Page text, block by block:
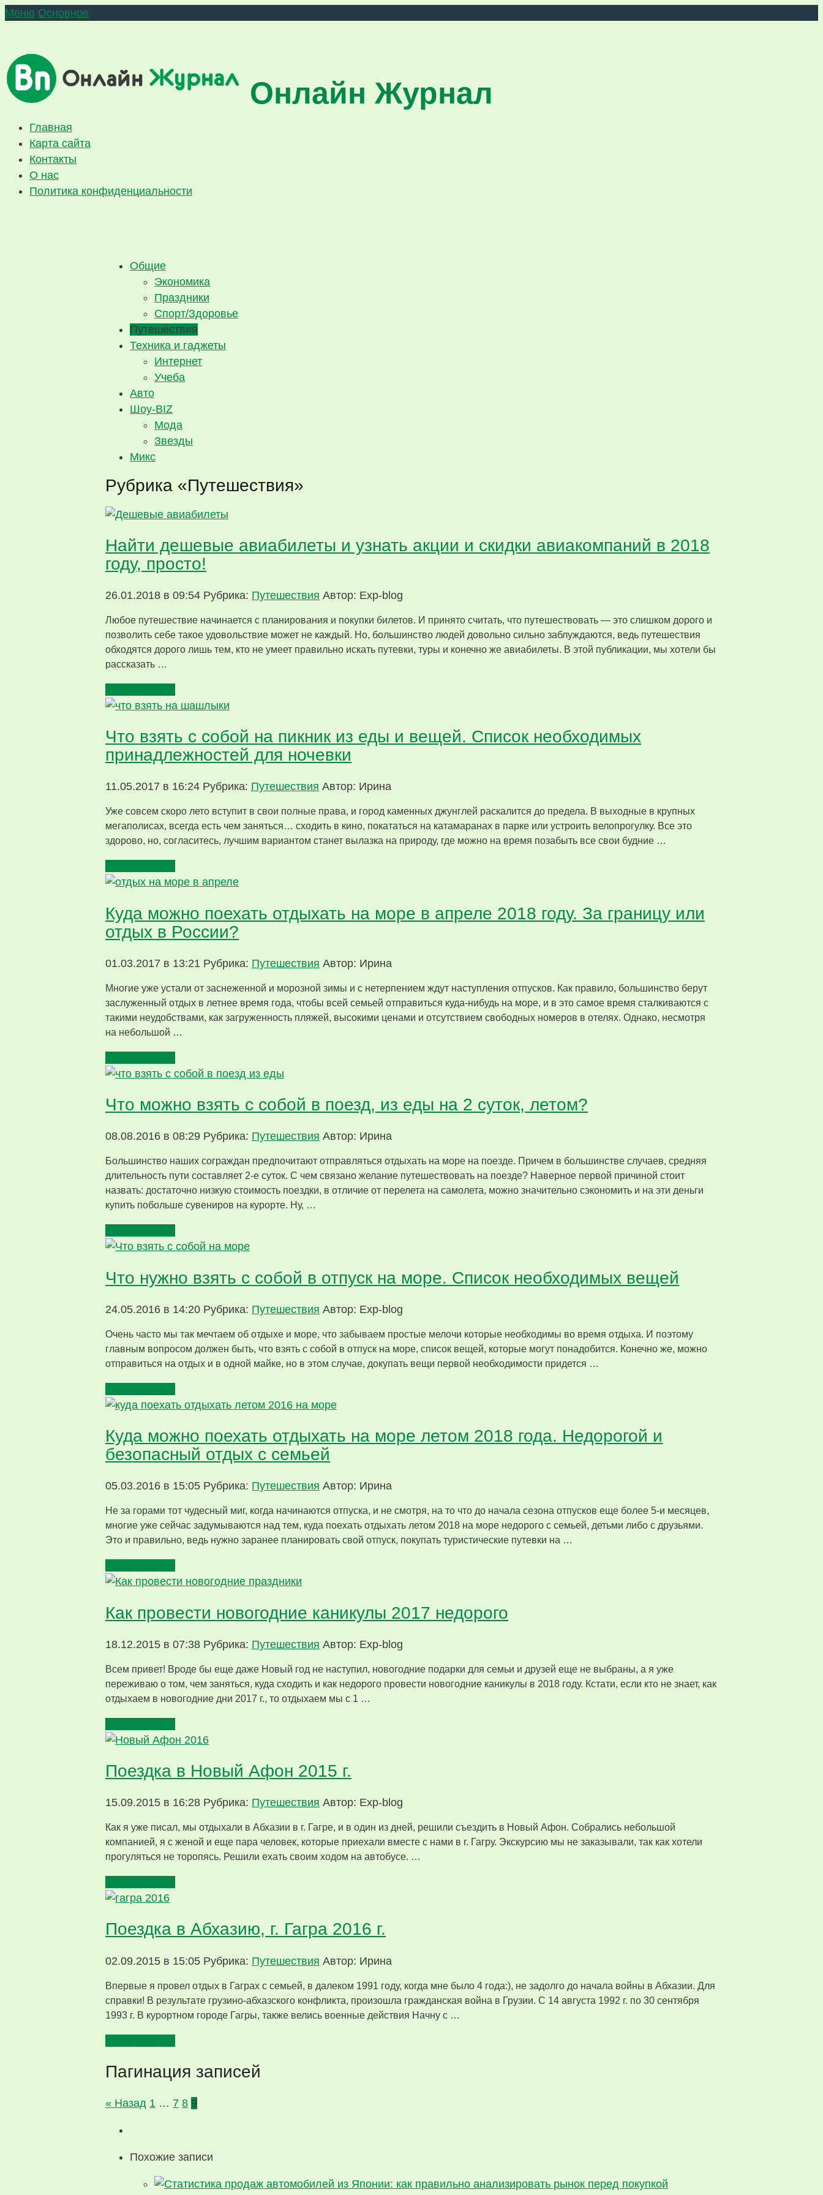
Меню Основное
Онлайн Журнал
Главная
Карта сайта
Контакты
О нас
Политика конфиденциальности
Общие
Экономика
Праздники
Спорт/Здоровье
Путешествия
Техника и гаджеты
Интернет
Учеба
Авто
Шоу-BIZ
Мода
Звезды
Микс
Рубрика «Путешествия»
Найти дешевые авиабилеты и узнать акции и скидки авиакомпаний в 2018
году, просто!
26.01.2018 в 09:54 Рубрика: Путешествия Автор: Exp-blog
Любое путешествие начинается с планирования и покупки билетов. И принято считать, что путешествовать — это слишком дорого и
позволить себе такое удовольствие может не каждый. Но, большинство людей довольно сильно заблуждаются, ведь путешествия
обходятся дорого лишь тем, кто не умеет правильно искать путевки, туры и конечно же авиабилеты. В этой публикации, мы хотели бы
рассказать …
Что взять с собой на пикник из еды и вещей. Список необходимых
принадлежностей для ночевки
11.05.2017 в 16:24 Рубрика: Путешествия Автор: Ирина
Уже совсем скоро лето вступит в свои полные права, и город каменных джунглей раскалится до предела. В выходные в крупных
мегаполисах, всегда есть чем заняться… сходить в кино, покататься на катамаранах в парке или устроить велопрогулку. Все это
здорово, но, согласитесь, лучшим вариантом станет вылазка на природу, где можно на время позабыть все свои будние …
Куда можно поехать отдыхать на море в апреле 2018 году. За границу или
отдых в России?
01.03.2017 в 13:21 Рубрика: Путешествия Автор: Ирина
Многие уже устали от заснеженной и морозной зимы и с нетерпением ждут наступления отпусков. Как правило, большинство берут
заслуженный отдых в летнее время года, чтобы всей семьей отправиться куда-нибудь на море, и в это самое время сталкиваются с
такими неудобствами, как загруженность пляжей, высокими ценами и отсутствием свободных номеров в отелях. Однако, несмотря
на небольшой …
Что можно взять с собой в поезд, из еды на 2 суток, летом?
08.08.2016 в 08:29 Рубрика: Путешествия Автор: Ирина
Большинство наших сограждан предпочитают отправляться отдыхать на море на поезде. Причем в большинстве случаев, средняя
длительность пути составляет 2-е суток. С чем связано желание путешествовать на поезде? Наверное первой причиной стоит
назвать: достаточно низкую стоимость поездки, в отличие от перелета на самолета, можно значительно сэкономить и на эти деньги
купить побольше сувениров на курорте. Ну, …
Что нужно взять с собой в отпуск на море. Список необходимых вещей
24.05.2016 в 14:20 Рубрика: Путешествия Автор: Exp-blog
Очень часто мы так мечтаем об отдыхе и море, что забываем простые мелочи которые необходимы во время отдыха. И поэтому
главным вопросом должен быть, что взять с собой в отпуск на море, список вещей, которые могут понадобится. Конечно же, можно
отправиться на отдых и в одной майке, но в этом случае, докупать вещи первой необходимости придется …
Куда можно поехать отдыхать на море летом 2018 года. Недорогой и
безопасный отдых с семьей
05.03.2016 в 15:05 Рубрика: Путешествия Автор: Ирина
Не за горами тот чудесный миг, когда начинаются отпуска, и не смотря, на то что до начала сезона отпусков еще более 5-и месяцев,
многие уже сейчас задумываются над тем, куда поехать отдыхать летом 2018 на море недорого с семьей, детьми либо с друзьями.
Это и правильно, ведь нужно заранее планировать свой отпуск, покупать туристические путевки на …
Как провести новогодние каникулы 2017 недорого
18.12.2015 в 07:38 Рубрика: Путешествия Автор: Exp-blog
Всем привет! Вроде бы еще даже Новый год не наступил, новогодние подарки для семьи и друзей еще не выбраны, а я уже
переживаю о том, чем заняться, куда сходить и как недорого провести новогодние каникулы в 2018 году. Кстати, если кто не знает, как
отдыхаем в новогодние дни 2017 г., то отдыхаем мы с 1 …
Поездка в Новый Афон 2015 г.
15.09.2015 в 16:28 Рубрика: Путешествия Автор: Exp-blog
Как я уже писал, мы отдыхали в Абхазии в г. Гагре, и в один из дней, решили съездить в Новый Афон. Собрались небольшой
компанией, я с женой и еще пара человек, которые приехали вместе с нами в г. Гагру. Экскурсию мы не заказывали, так как хотели
прогуляться не торопясь. Решили ехать своим ходом на автобусе. …
Поездка в Абхазию, г. Гагра 2016 г.
02.09.2015 в 15:05 Рубрика: Путешествия Автор: Ирина
Впервые я провел отдых в Гаграх с семьей, в далеком 1991 году, когда мне было 4 года:), не задолго до начала войны в Абхазии. Для
справки! В результате грузино-абхазского конфликта, произошла гражданская война в Грузии. С 14 августа 1992 г. по 30 сентября
1993 г. В курортном городе Гагры, также велись военные действия Начну с …
Пагинация записей
« Назад 1 … 7 8 9
Похожие записи